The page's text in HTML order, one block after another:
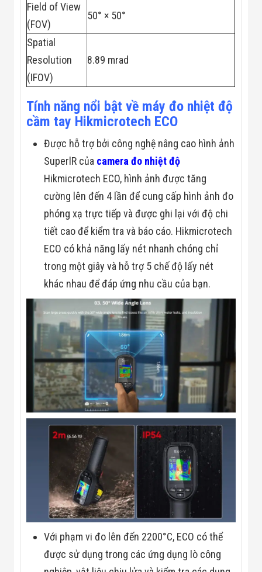
Tin Công Nghệ
Tin Tuyển Dụng
Liên Hệ
Field of View
(FOV)
50° × 50°
Spatial
Resolution
(IFOV)
8.89 mrad
Tính năng nổi bật về máy đo nhiệt độ
cầm tay Hikmicrotech ECO
Được hỗ trợ bởi công nghệ nâng cao hình ảnh
SuperlR của camera đo nhiệt độ
Hikmicrotech ECO, hình ảnh được tăng
cường lên đến 4 lần để cung cấp hình ảnh đo
phóng xạ trực tiếp và được ghi lại với độ chi
tiết cao để kiểm tra và báo cáo. Hikmicrotech
ECO có khả năng lấy nét nhanh chóng chỉ
trong một giây và hỗ trợ 5 chế độ lấy nét
khác nhau để đáp ứng nhu cầu của bạn.
Với phạm vi đo lên đến 2200°C, ECO có thể
được sử dụng trong các ứng dụng lò công